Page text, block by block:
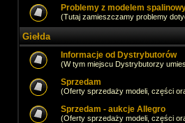
Problemy z modelem
(Tutaj zamieszczamy problemy
Giełda
Informacje od Dystrybutorów
(W tym miejscu Dystrybutorzy
Sprzedam
(Oferty sprzedaży modeli, części
Sprzedam - aukcje Allegro
(Oferty sprzedaży modeli, części